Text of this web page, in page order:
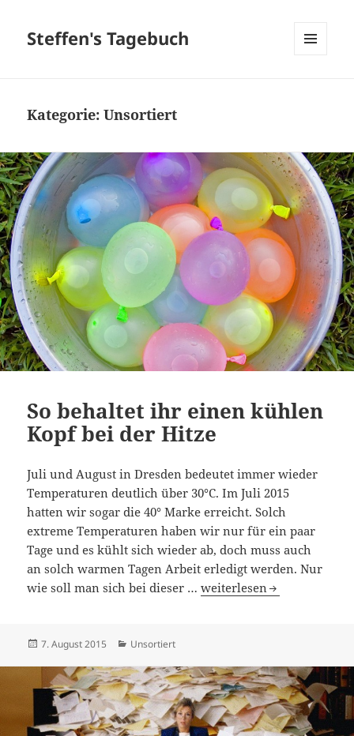
Steffen's Tagebuch
Kategorie:Unsortiert
So behaltet ihr einen kühlen
Kopf bei der Hitze
Juli und August in Dresden bedeutet immer wieder
Temperaturen deutlich über 30°C. Im Juli 2015
hatten wir sogar die 40° Marke erreicht. Solch
extreme Temperaturen haben wir nur für ein paar
Tage und es kühlt sich wieder ab, doch muss auch
an solch warmen Tagen Arbeit erledigt werden. Nur
wie soll man sich bei dieser …So behaltet ihr einen
weiterlesen
Veröffentlicht
7. August 2015 Kategorien
Unsortiert